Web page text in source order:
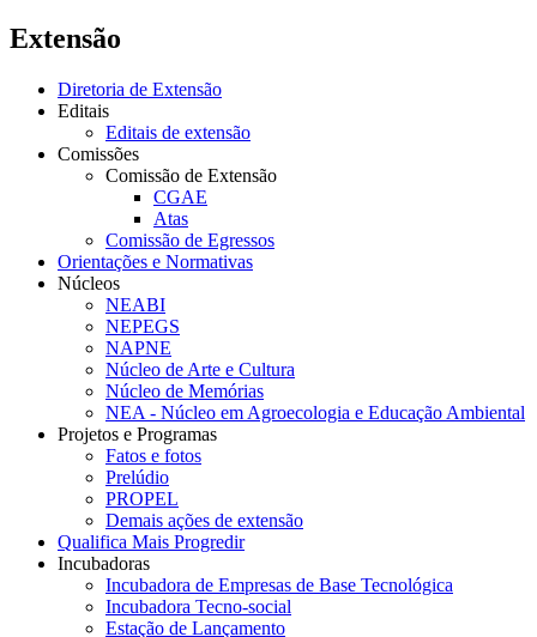
Extensão
Diretoria de Extensão
Editais
Editais de extensão
Comissões
Comissão de Extensão
CGAE
Atas
Comissão de Egressos
Orientações e Normativas
Núcleos
NEABI
NEPEGS
NAPNE
Núcleo de Arte e Cultura
Núcleo de Memórias
NEA - Núcleo em Agroecologia e Educação Ambiental
Projetos e Programas
Fatos e fotos
Prelúdio
PROPEL
Demais ações de extensão
Qualifica Mais Progredir
Incubadoras
Incubadora de Empresas de Base Tecnológica
Incubadora Tecno-social
Estação de Lançamento